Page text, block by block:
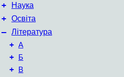
+ Наука
+ Освіта
– Література
+ А
+ Б
+ В